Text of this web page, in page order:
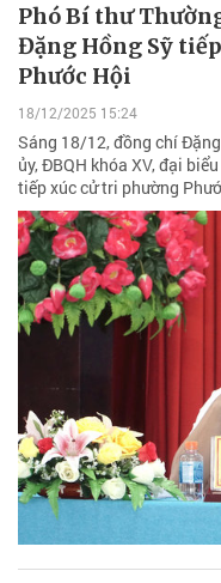
Phó Bí thư
Đặng Hồng Sỹ
Phước Hội
18/12/2025 15:24
Sáng 18/12, đồng chí
ủy, ĐBQH khóa XV, đại
tiếp xúc cử tri phường